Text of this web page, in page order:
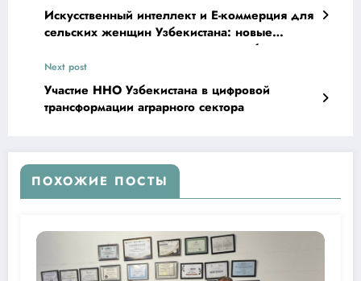
Искусственный интеллект и Е-коммерция для
сельских женщин Узбекистана: новые
возможности для развития малого бизнеса
Next post
Участие ННО Узбекистана в цифровой
трансформации аграрного сектора
ПОХОЖИЕ ПОСТЫ